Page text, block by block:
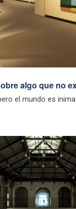
algo que no
el mundo es